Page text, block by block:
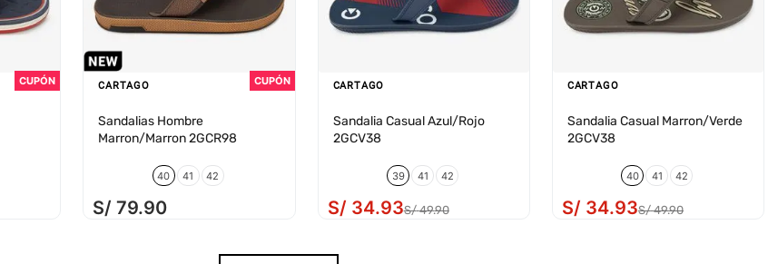
CARTAGO
Sandalias Hombre
Marron/Marron 2GCR98
40 41 42
S/ 79.90
CARTAGO
Sandalia Casual Azul/Rojo
2GCV38
39 41 42
S/ 34.93S/ 49.90
CARTAGO
Sandalia Casual Marron/Verde
2GCV38
40 41 42
S/ 34.93S/ 49.90